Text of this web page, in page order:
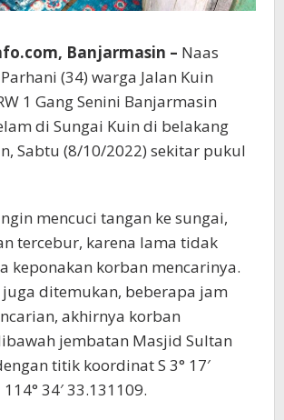
Banjarmasin – Naas
(34) warga Jalan Kuin
1 Gang Senini Banjarmasin
di Sungai Kuin di belakang
Sabtu (8/10/2022) sekitar pukul
mencuci tangan ke sungai,
tercebur, karena lama tidak
keponakan korban mencarinya.
ditemukan, beberapa jam
akhirnya korban
jembatan Masjid Sultan
titik koordinat S 3° 17′
34′ 33.131109.